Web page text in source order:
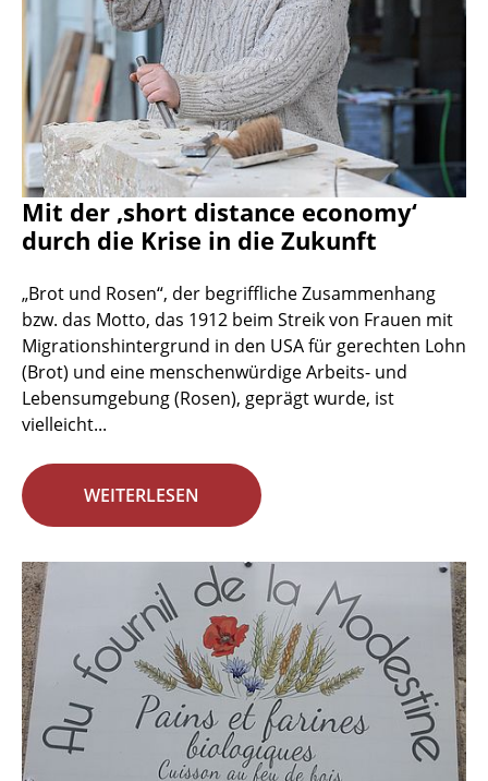
Mit der ‚short distance economy‘
durch die Krise in die Zukunft
„Brot und Rosen“, der begriffliche Zusammenhang
bzw. das Motto, das 1912 beim Streik von Frauen mit
Migrationshintergrund in den USA für gerechten Lohn
(Brot) und eine menschenwürdige Arbeits- und
Lebensumgebung (Rosen), geprägt wurde, ist
vielleicht...
WEITERLESEN